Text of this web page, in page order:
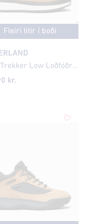
Fleiri litir í boði
Field Trekker Low Loðfóðraður Leðurskór
kr.